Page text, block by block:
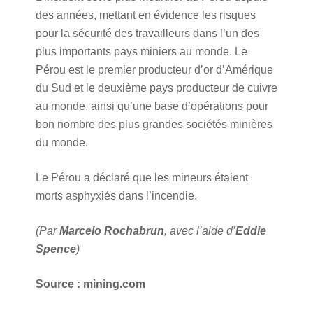
des années, mettant en évidence les risques
pour la sécurité des travailleurs dans l’un des
plus importants pays miniers au monde. Le
Pérou est le premier producteur d’or d’Amérique
du Sud et le deuxième pays producteur de cuivre
au monde, ainsi qu’une base d’opérations pour
bon nombre des plus grandes sociétés minières
du monde.
Le Pérou a déclaré que les mineurs étaient
morts asphyxiés dans l’incendie.
(ParMarcelo Rochabrun, avec l’aide d’Eddie
Spence)
Source : mining.com